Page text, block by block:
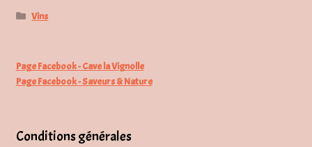
Vins
Page Facebook - Cave la Vignolle
Page Facebook - Saveurs & Nature
Conditions générales